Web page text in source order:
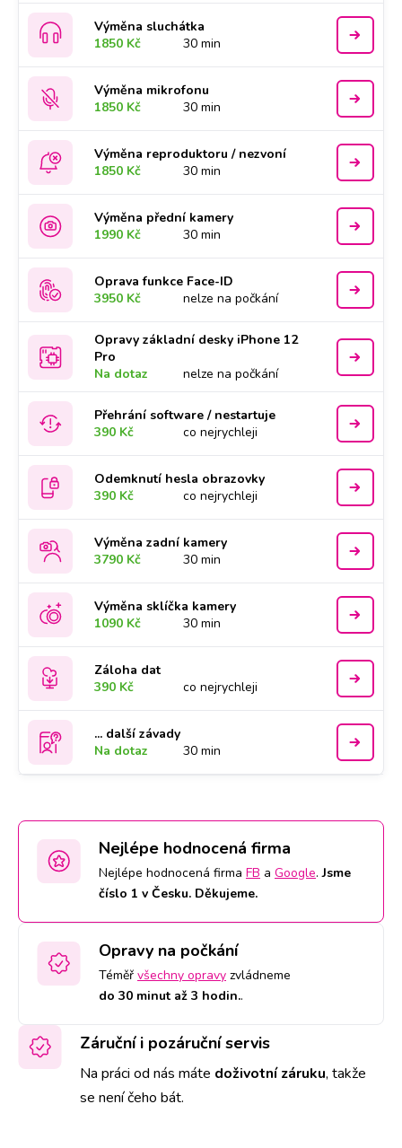
Výměna sluchátka
1850 Kč
30 min
Výměna mikrofonu
1850 Kč
30 min
Výměna reproduktoru / nezvoní
1850 Kč
30 min
Výměna přední kamery
1990 Kč
30 min
Oprava funkce Face-ID
3950 Kč
nelze na počkání
Opravy základní desky iPhone 12
Pro
Na dotaz
nelze na počkání
Přehrání software / nestartuje
390 Kč
co nejrychleji
Odemknutí hesla obrazovky
390 Kč
co nejrychleji
Výměna zadní kamery
3790 Kč
30 min
Výměna sklíčka kamery
1090 Kč
30 min
Záloha dat
390 Kč
co nejrychleji
... další závady
Na dotaz
30 min
Nejlépe hodnocená firma
Nejlépe hodnocená firma FB a Google.Jsme
číslo 1 v Česku. Děkujeme.
Opravy na počkání
Téměř všechny opravy zvládneme
do 30 minut až 3 hodin..
Záruční i pozáruční servis
Na práci od nás máte doživotní záruku, takže
se není čeho bát.